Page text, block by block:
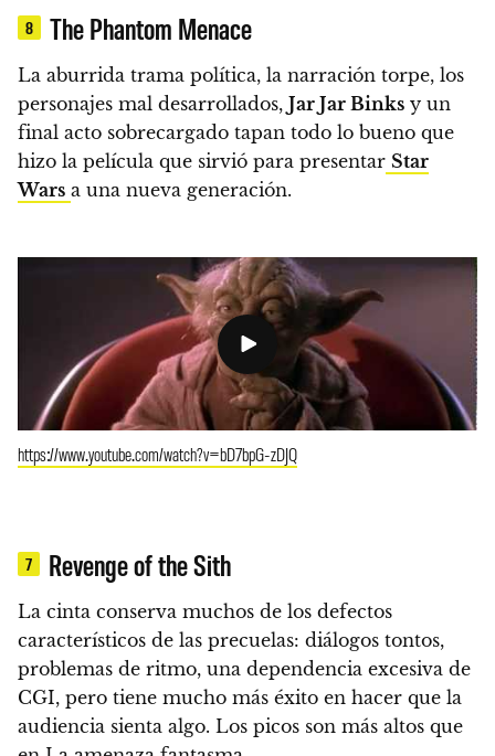
8 The Phantom Menace
La aburrida trama política, la narración torpe, los
personajes mal desarrollados, Jar Jar Binks y un
final acto sobrecargado tapan todo lo bueno que
hizo la película que sirvió para presentar Star
Wars a una nueva generación.
https://www.youtube.com/watch?v=bD7bpG-zDJQ
7 Revenge of the Sith
La cinta conserva muchos de los defectos
característicos de las precuelas: diálogos tontos,
problemas de ritmo, una dependencia excesiva de
CGI, pero tiene mucho más éxito en hacer que la
audiencia sienta algo. Los picos son más altos que